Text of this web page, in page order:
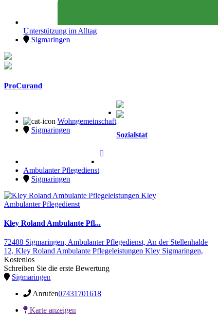
Unterstützung im Alltag
Sigmaringen
ProCurand
Wohngemeinschaft
Sigmaringen
Sozialstat
Ambulanter Pflegedienst
Sigmaringen
Ambulanter Pflegedienst
Kley Roland Ambulante Pfl...
72488 Sigmaringen, Ambulanter Pflegedienst, An der Stellenhalde
12, Kley Roland Ambulante Pflegeleistungen Kley Sigmaringen,
Kostenlos
Schreiben Sie die erste Bewertung
Sigmaringen
Anrufen07431701618
Karte anzeigen